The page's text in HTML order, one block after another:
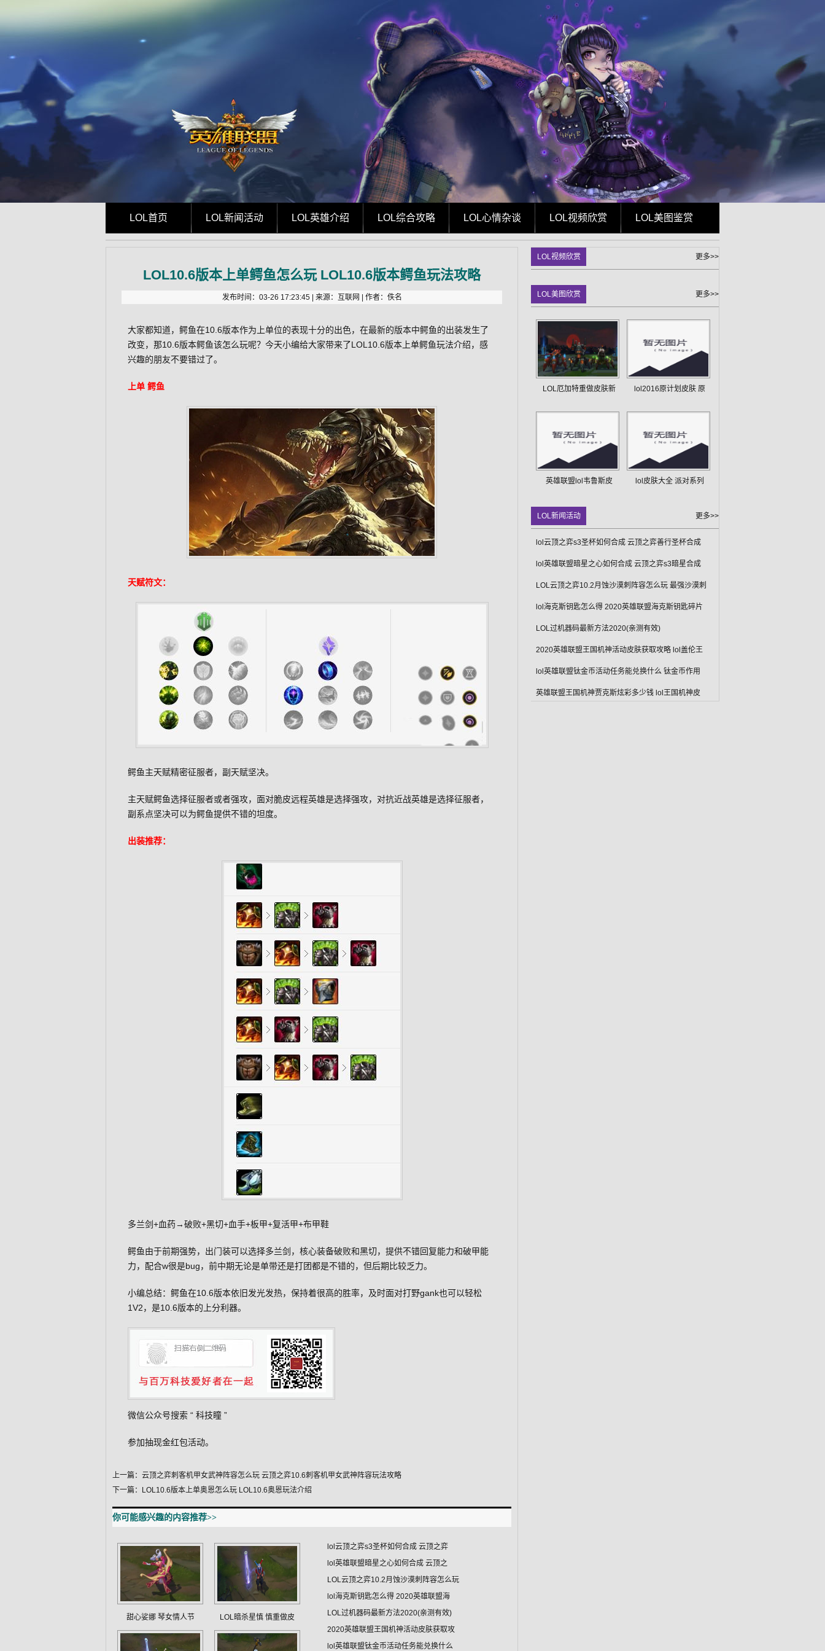
LOL首页 LOL新闻活动 LOL英雄介绍 LOL综合攻略 LOL心情杂谈 LOL视频欣赏 LOL美图鉴赏
LOL10.6版本上单鳄鱼怎么玩 LOL10.6版本鳄鱼玩法攻略
发布时间：03-26 17:23:45 | 来源：互联网 | 作者：佚名
大家都知道，鳄鱼在10.6版本作为上单位的表现十分的出色，在最新的版本中鳄鱼的出装发生了
改变，那10.6版本鳄鱼该怎么玩呢？今天小编给大家带来了LOL10.6版本上单鳄鱼玩法介绍，感
兴趣的朋友不要错过了。
上单 鳄鱼
天赋符文：
鳄鱼主天赋精密征服者，副天赋坚决。
主天赋鳄鱼选择征服者或者强攻，面对脆皮远程英雄是选择强攻，对抗近战英雄是选择征服者，
副系点坚决可以为鳄鱼提供不错的坦度。
出装推荐：
多兰剑+血药→破败+黑切+血手+板甲+复活甲+布甲鞋
鳄鱼由于前期强势，出门装可以选择多兰剑，核心装备破败和黑切，提供不错回复能力和破甲能
力，配合w很是bug，前中期无论是单带还是打团都是不错的，但后期比较乏力。
小编总结：鳄鱼在10.6版本依旧发光发热，保持着很高的胜率，及时面对打野gank也可以轻松
1V2，是10.6版本的上分利器。
微信公众号搜索 “ 科技瞳 ”
参加抽现金红包活动。
上一篇： 云顶之弈刺客机甲女武神阵容怎么玩 云顶之弈10.6刺客机甲女武神阵容玩法攻略
下一篇：
LOL10.6版本上单奥恩怎么玩 LOL10.6奥恩玩法介绍
你可能感兴趣的内容推荐>>
lol云顶之弈s3圣杯如何合成 云顶之弈
lol英雄联盟暗星之心如何合成 云顶之
LOL云顶之弈10.2月蚀沙漠刺阵容怎么玩
lol海克斯钥匙怎么得 2020英雄联盟海
LOL过机器码最新方法2020(亲测有效)
2020英雄联盟王国机神活动皮肤获取攻
lol英雄联盟钛金币活动任务能兑换什么
甜心娑娜 琴女情人节 LOL暗杀星慎 慎重做皮
LOL视频欣赏 更多>>
LOL美图欣赏 更多>>
LOL厄加特重做皮肤新 lol2016原计划皮肤 原
英雄联盟lol韦鲁斯皮 lol皮肤大全 派对系列
LOL新闻活动 更多>>
lol云顶之弈s3圣杯如何合成 云顶之弈善行圣杯合成
lol英雄联盟暗星之心如何合成 云顶之弈s3暗星合成
LOL云顶之弈10.2月蚀沙漠刺阵容怎么玩 最强沙漠刺
lol海克斯钥匙怎么得 2020英雄联盟海克斯钥匙碎片
LOL过机器码最新方法2020(亲测有效)
2020英雄联盟王国机神活动皮肤获取攻略 lol盖伦王
lol英雄联盟钛金币活动任务能兑换什么 钛金币作用
英雄联盟王国机神贾克斯炫彩多少钱 lol王国机神皮